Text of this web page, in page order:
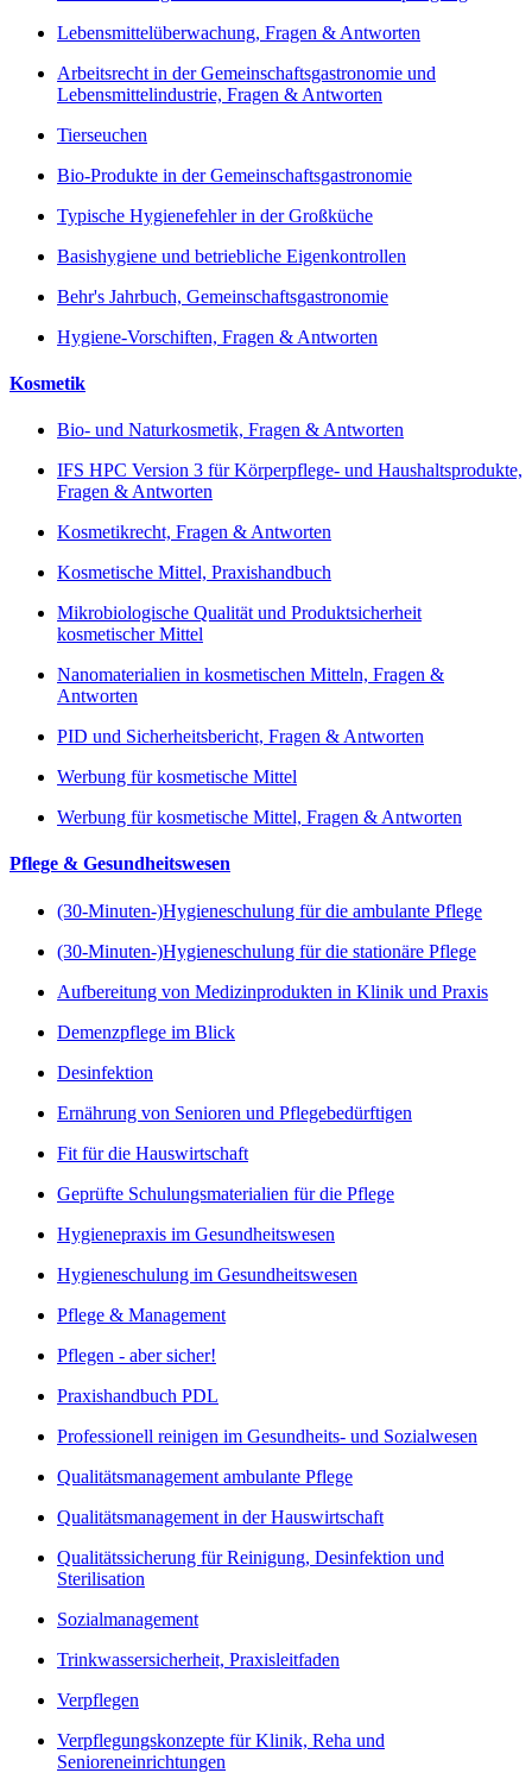
Lebensmittelüberwachung, Fragen & Antworten
Arbeitsrecht in der Gemeinschaftsgastronomie und
Lebensmittelindustrie, Fragen & Antworten
Tierseuchen
Bio-Produkte in der Gemeinschaftsgastronomie
Typische Hygienefehler in der Großküche
Basishygiene und betriebliche Eigenkontrollen
Behr's Jahrbuch, Gemeinschaftsgastronomie
Hygiene-Vorschiften, Fragen & Antworten
Kosmetik
Bio- und Naturkosmetik, Fragen & Antworten
IFS HPC Version 3 für Körperpflege- und Haushaltsprodukte,
Fragen & Antworten
Kosmetikrecht, Fragen & Antworten
Kosmetische Mittel, Praxishandbuch
Mikrobiologische Qualität und Produktsicherheit
kosmetischer Mittel
Nanomaterialien in kosmetischen Mitteln, Fragen &
Antworten
PID und Sicherheitsbericht, Fragen & Antworten
Werbung für kosmetische Mittel
Werbung für kosmetische Mittel, Fragen & Antworten
Pflege & Gesundheitswesen
(30-Minuten-)Hygieneschulung für die ambulante Pflege
(30-Minuten-)Hygieneschulung für die stationäre Pflege
Aufbereitung von Medizinprodukten in Klinik und Praxis
Demenzpflege im Blick
Desinfektion
Ernährung von Senioren und Pflegebedürftigen
Fit für die Hauswirtschaft
Geprüfte Schulungsmaterialien für die Pflege
Hygienepraxis im Gesundheitswesen
Hygieneschulung im Gesundheitswesen
Pflege & Management
Pflegen - aber sicher!
Praxishandbuch PDL
Professionell reinigen im Gesundheits- und Sozialwesen
Qualitätsmanagement ambulante Pflege
Qualitätsmanagement in der Hauswirtschaft
Qualitätssicherung für Reinigung, Desinfektion und
Sterilisation
Sozialmanagement
Trinkwassersicherheit, Praxisleitfaden
Verpflegen
Verpflegungskonzepte für Klinik, Reha und
Senioreneinrichtungen